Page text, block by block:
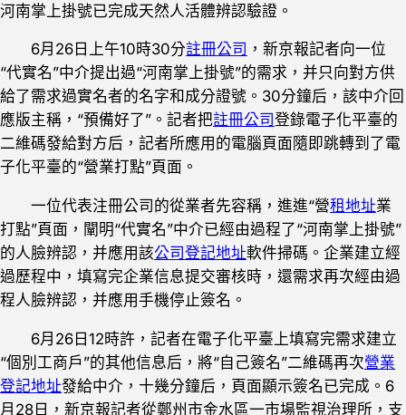
河南掌上掛號已完成天然人活體辨認驗證。
6月26日上午10時30分註冊公司 ，新京報記者向一位
“代實名”中介提出過“河南掌上掛號”的需求，并只向對方供
給了需求過實名者的名字和成分證號。30分鐘后，該中介回
應版主稱，“預備好了”。記者把註冊公司登錄電子化平臺的
二維碼發給對方后，記者所應用的電腦頁面隨即跳轉到了電
子化平臺的“營業打點”頁面。
一位代表注冊公司的從業者先容稱，進進“營租地址業
打點”頁面，闡明“代實名”中介已經由過程了“河南掌上掛號”
的人臉辨認，并應用該公司登記地址軟件掃碼。企業建立經
過歷程中，填寫完企業信息提交審核時，還需求再次經由過
程人臉辨認，并應用手機停止簽名。
6月26日12時許，記者在電子化平臺上填寫完需求建立
“個別工商戶”的其他信息后，將“自己簽名”二維碼再次營業
登記地址發給中介，十幾分鐘后，頁面顯示簽名已完成。6
月28日，新京報記者從鄭州市金水區一市場監視治理所，支